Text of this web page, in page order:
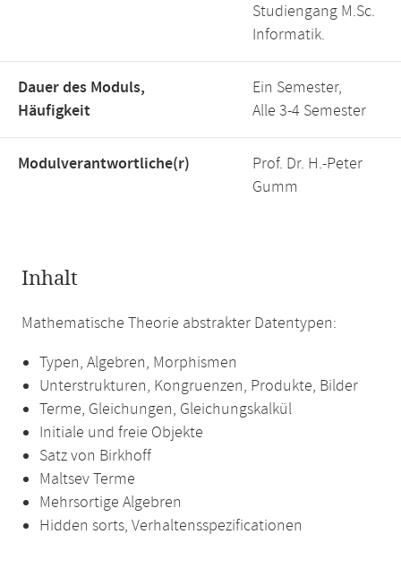
Studiengang M.Sc.
Informatik.
Dauer des Moduls,
Häufigkeit
Ein Semester,
Alle 3-4 Semester
Modulverantwortliche(r)
Prof. Dr. H.-Peter
Gumm
Inhalt
Mathematische Theorie abstrakter Datentypen:
Typen, Algebren, Morphismen
Unterstrukturen, Kongruenzen, Produkte, Bilder
Terme, Gleichungen, Gleichungskalkül
Initiale und freie Objekte
Satz von Birkhoff
Maltsev Terme
Mehrsortige Algebren
Hidden sorts, Verhaltensspezificationen